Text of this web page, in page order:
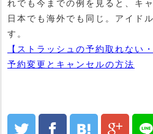
れでも今までの例を見ると、キ
日本でも海外でも同じ。アイド
す。
【ストラッシュの予約取れない
予約変更とキャンセルの方法